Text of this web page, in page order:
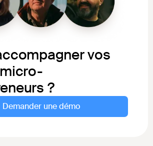
vos
?
Demander une démo